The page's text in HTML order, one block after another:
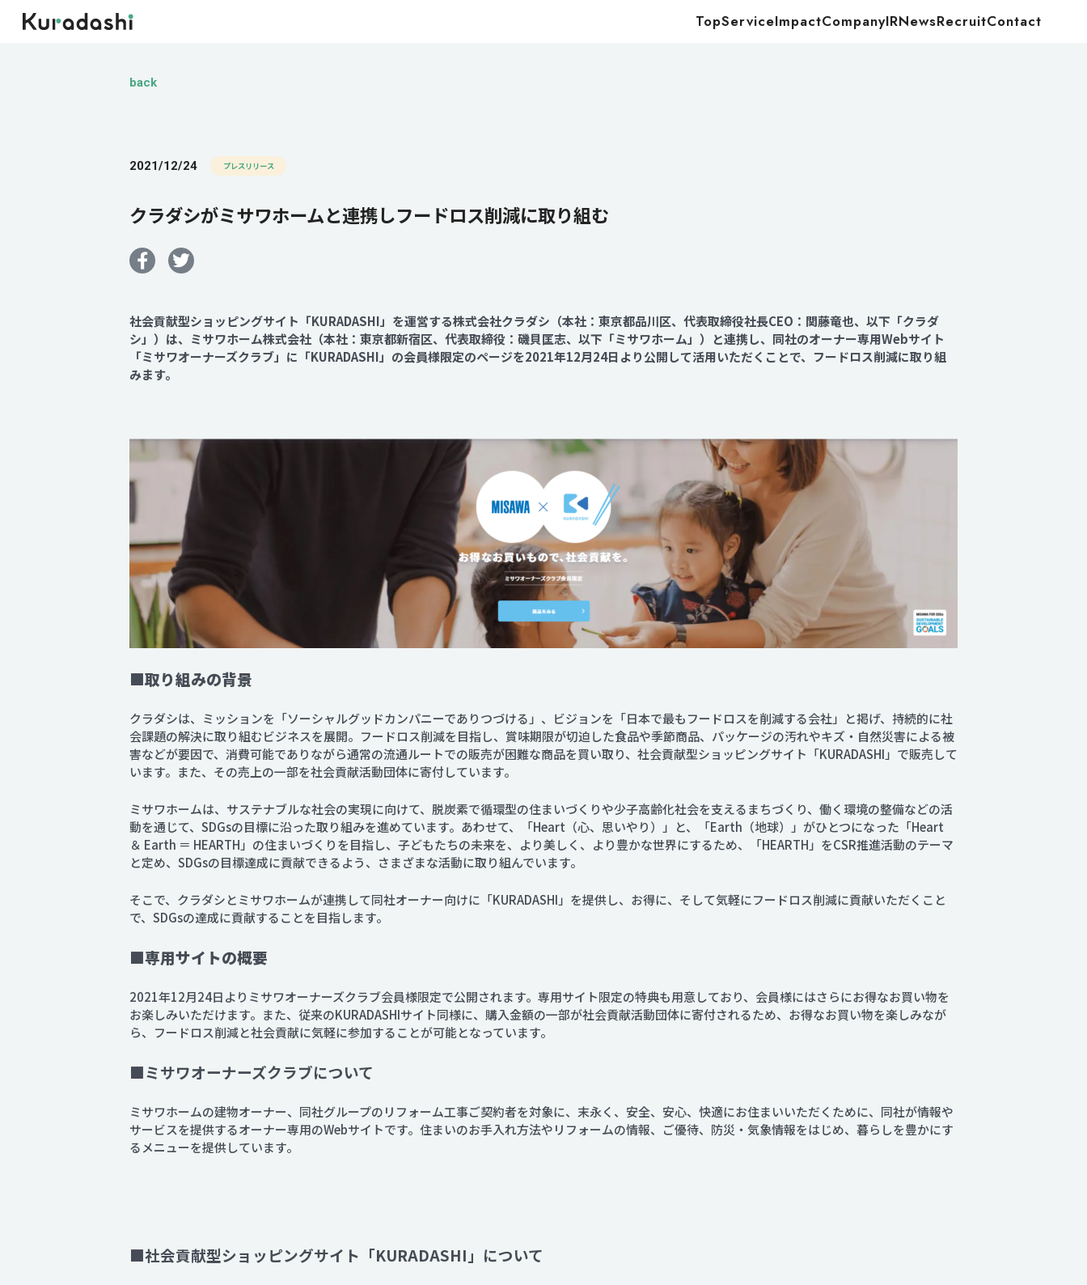
TopServiceImpactCompanyIRNewsRecruitContact
Recruit
back
2021/12/24 プレスリリース
クラダシがミサワホームと連携しフードロス削減に取り組む
社会貢献型ショッピングサイト「KURADASHI」を運営する株式会社クラダシ（本社：東京都品川区、代表取締役社長CEO：関藤竜也、以下「クラダ
シ」）は、ミサワホーム株式会社（本社：東京都新宿区、代表取締役：磯貝匡志、以下「ミサワホーム」）と連携し、同社のオーナー専用Webサイト
「ミサワオーナーズクラブ」に「KURADASHI」の会員様限定のページを2021年12月24日より公開して活用いただくことで、フードロス削減に取り組
みます。
■取り組みの背景
クラダシは、ミッションを「ソーシャルグッドカンパニーでありつづける」、ビジョンを「日本で最もフードロスを削減する会社」と掲げ、持続的に社
会課題の解決に取り組むビジネスを展開。フードロス削減を目指し、賞味期限が切迫した食品や季節商品、パッケージの汚れやキズ・自然災害による被
害などが要因で、消費可能でありながら通常の流通ルートでの販売が困難な商品を買い取り、社会貢献型ショッピングサイト「KURADASHI」で販売して
います。また、その売上の一部を社会貢献活動団体に寄付しています。
ミサワホームは、サステナブルな社会の実現に向けて、脱炭素で循環型の住まいづくりや少子高齢化社会を支えるまちづくり、働く環境の整備などの活
動を通じて、SDGsの目標に沿った取り組みを進めています。あわせて、「Heart（心、思いやり）」と、「Earth（地球）」がひとつになった「Heart
＆ Earth ＝ HEARTH」の住まいづくりを目指し、子どもたちの未来を、より美しく、より豊かな世界にするため、「HEARTH」をCSR推進活動のテーマ
と定め、SDGsの目標達成に貢献できるよう、さまざまな活動に取り組んでいます。
そこで、クラダシとミサワホームが連携して同社オーナー向けに「KURADASHI」を提供し、お得に、そして気軽にフードロス削減に貢献いただくこと
で、SDGsの達成に貢献することを目指します。
■専用サイトの概要
2021年12月24日よりミサワオーナーズクラブ会員様限定で公開されます。専用サイト限定の特典も用意しており、会員様にはさらにお得なお買い物を
お楽しみいただけます。また、従来のKURADASHIサイト同様に、購入金額の一部が社会貢献活動団体に寄付されるため、お得なお買い物を楽しみなが
ら、フードロス削減と社会貢献に気軽に参加することが可能となっています。
■ミサワオーナーズクラブについて
ミサワホームの建物オーナー、同社グループのリフォーム工事ご契約者を対象に、末永く、安全、安心、快適にお住まいいただくために、同社が情報や
サービスを提供するオーナー専用のWebサイトです。住まいのお手入れ方法やリフォームの情報、ご優待、防災・気象情報をはじめ、暮らしを豊かにす
るメニューを提供しています。
■社会貢献型ショッピングサイト「KURADASHI」について